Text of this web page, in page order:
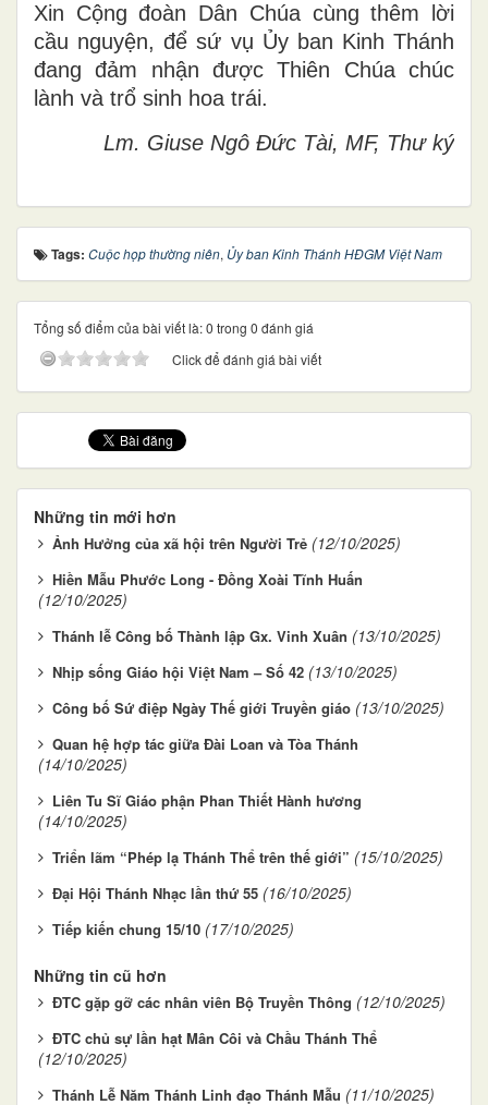
Xin Cộng đoàn Dân Chúa cùng thêm lời
cầu nguyện, để sứ vụ Ủy ban Kinh Thánh
đang đảm nhận được Thiên Chúa chúc
lành và trổ sinh hoa trái.
Lm. Giuse Ngô Đức Tài, MF, Thư ký
Tags: Cuộc họp thường niên, Ủy ban Kinh Thánh HĐGM Việt Nam
Tổng số điểm của bài viết là: 0 trong 0 đánh giá
Click để đánh giá bài viết
Những tin mới hơn
Ảnh Hưởng của xã hội trên Người Trẻ (12/10/2025)
Hiền Mẫu Phước Long - Đồng Xoài Tĩnh Huấn
(12/10/2025)
Thánh lễ Công bố Thành lập Gx. Vinh Xuân (13/10/2025)
Nhịp sống Giáo hội Việt Nam – Số 42 (13/10/2025)
Công bố Sứ điệp Ngày Thế giới Truyền giáo (13/10/2025)
Quan hệ hợp tác giữa Đài Loan và Tòa Thánh
(14/10/2025)
Liên Tu Sĩ Giáo phận Phan Thiết Hành hương
(14/10/2025)
Triển lãm “Phép lạ Thánh Thể trên thế giới” (15/10/2025)
Đại Hội Thánh Nhạc lần thứ 55 (16/10/2025)
Tiếp kiến chung 15/10 (17/10/2025)
Những tin cũ hơn
ĐTC gặp gỡ các nhân viên Bộ Truyền Thông (12/10/2025)
ĐTC chủ sự lần hạt Mân Côi và Chầu Thánh Thể
(12/10/2025)
Thánh Lễ Năm Thánh Linh đạo Thánh Mẫu (11/10/2025)